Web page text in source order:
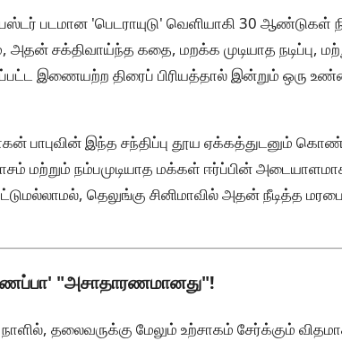
படமான 'பெடராயுடு' வெளியாகி 30 ஆண்டுகள்
சக்திவாய்ந்த கதை, மறக்க முடியாத நடிப்பு,
இணையற்ற திரைப் பிரியத்தால் இன்றும் ஒரு
பாபுவின் இந்த சந்திப்பு தூய ஏக்கத்துடனும்
மற்றும் நம்பமுடியாத மக்கள் ஈர்ப்பின்
தெலுங்கு சினிமாவில் அதன் நீடித்த
"அசாதாரணமானது"!
தலைவருக்கு மேலும் உற்சாகம் சேர்க்கும்